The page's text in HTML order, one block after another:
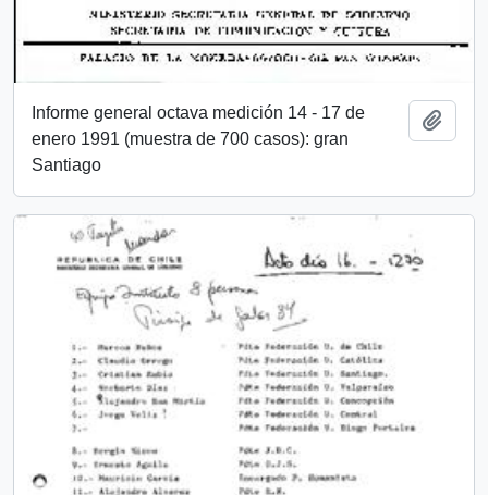
Informe general octava medición 14 - 17 de
enero 1991 (muestra de 700 casos): gran
Santiago